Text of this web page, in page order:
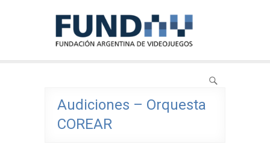
FundAV
Fundación Argentina de Videojuegos
Audiciones – Orquesta
COREAR